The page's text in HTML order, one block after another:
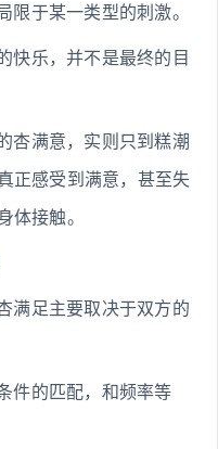
限于某一类型的刺激。
快乐，并不是最终的目
杏满意，实则只到糕潮
正感受到满意，甚至失
体接触。
满足主要取决于双方的
件的匹配，和频率等